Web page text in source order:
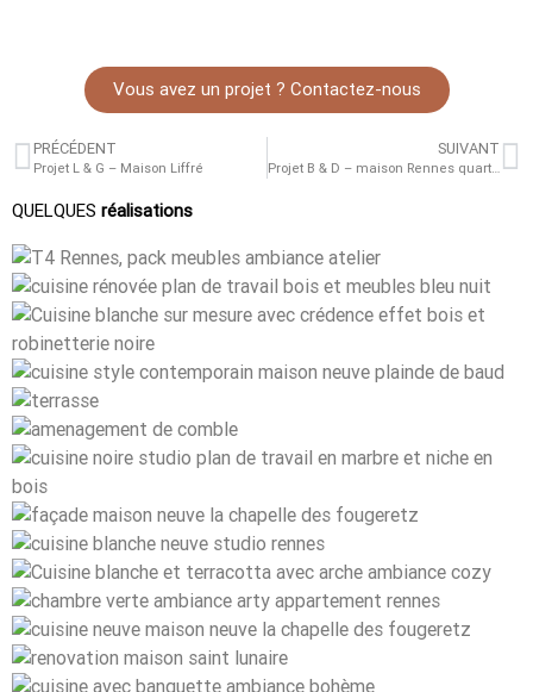
Vous avez un projet ? Contactez-nous
PRÉCÉDENT
Projet L & G – Maison Liffré
SUIVANT
Projet B & D – maison Rennes quartier Sainte Thérèse
QUELQUES réalisations